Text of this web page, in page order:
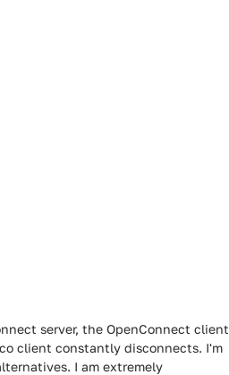
server, the OpenConnect client
client constantly disconnects. I'm
I am extremely